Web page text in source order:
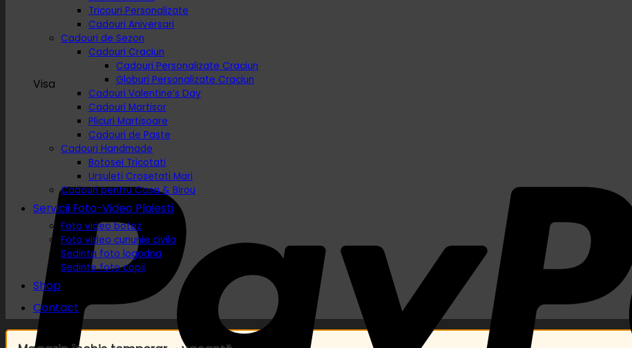
Visa
Tricouri Personalizate
Cadouri Aniversari
Cadouri de Sezon
Cadouri Craciun
Cadouri Personalizate Craciun
Globuri Personalizate Craciun
Cadouri Valentine’s Day
Cadouri Martisor
Plicuri Martisoare
Cadouri de Paste
Cadouri Handmade
Botosei Tricotati
Ursuleti Crosetati Mari
Cadouri pentru Casa & Birou
Servicii Foto-Video Ploiesti
Foto video botez
Foto video cununie civila
Sedinta foto logodna
Sedinte foto copii
Shop
Contact